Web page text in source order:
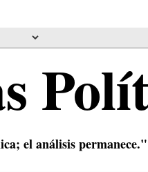
el análisis permanece."